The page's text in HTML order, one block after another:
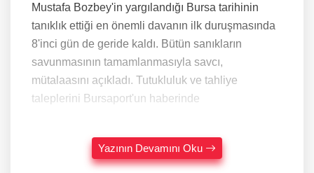
Mustafa Bozbey'in yargılandığı Bursa tarihinin
tanıklık ettiği en önemli davanın ilk duruşmasında
8'inci gün de geride kaldı. Bütün sanıkların
savunmasının tamamlanmasıyla savcı,
mütalaasını açıkladı. Tutukluluk ve tahliye
taleplerini Bursaport'un haberinde
Yazının Devamını Oku